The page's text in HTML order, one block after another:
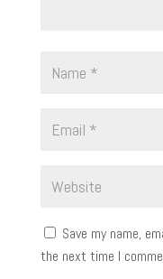
Save my name,
the next time I